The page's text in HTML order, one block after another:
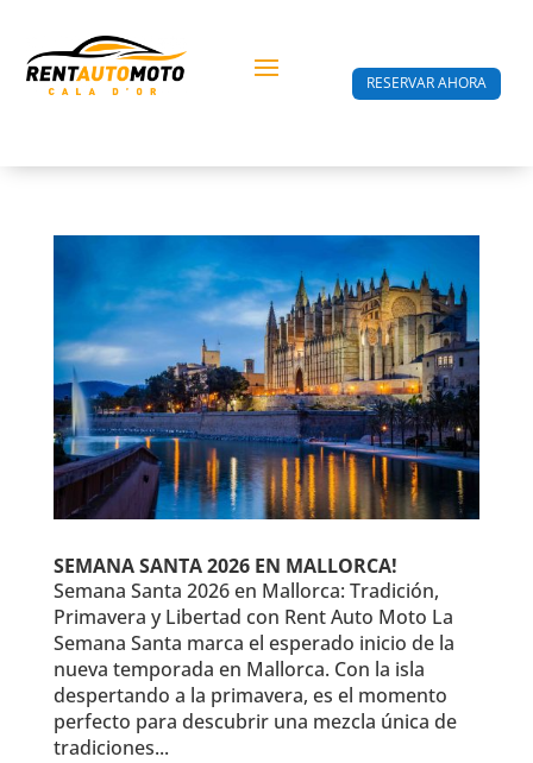
RESERVAR AHORA
SEMANA SANTA 2026 EN MALLORCA!
Semana Santa 2026 en Mallorca: Tradición,
Primavera y Libertad con Rent Auto Moto La
Semana Santa marca el esperado inicio de la
nueva temporada en Mallorca. Con la isla
despertando a la primavera, es el momento
perfecto para descubrir una mezcla única de
tradiciones...